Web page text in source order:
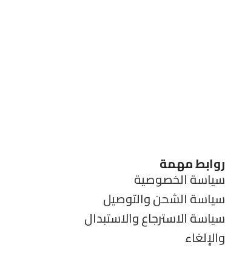
روابط مهمة
سياسة الخصوصية
سياسة الشحن والتوصيل
سياسة الاسترجاع والاستبدال
والإلغاء